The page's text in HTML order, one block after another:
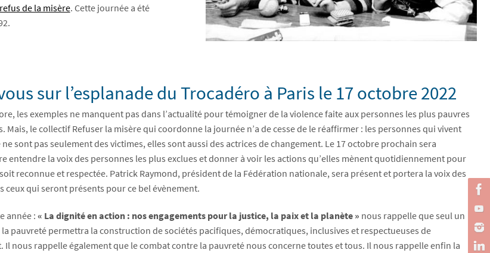
de la misère. Cette journée a été
sur l’esplanade du Trocadéro à Paris le 17 octobre 2022
les exemples ne manquent pas dans l’actualité pour témoigner de la violence faite aux personnes les plus pauvres
Mais, le collectif Refuser la misère qui coordonne la journée n’a de cesse de le réaffirmer : les personnes qui vivent
sont pas seulement des victimes, elles sont aussi des actrices de changement. Le 17 octobre prochain sera
entendre la voix des personnes les plus exclues et donner à voir les actions qu’elles mènent quotidiennement pour
reconnue et respectée. Patrick Raymond, président de la Fédération nationale, sera présent et portera la voix des
ceux qui seront présents pour ce bel évènement.
année : « La dignité en action : nos engagements pour la justice, la paix et la planète » nous rappelle que seul un
pauvreté permettra la construction de sociétés pacifiques, démocratiques, inclusives et respectueuses de
Il nous rappelle également que le combat contre la pauvreté nous concerne toutes et tous. Il nous rappelle enfin la